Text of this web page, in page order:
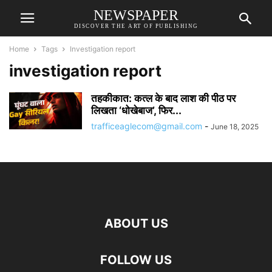
NEWSPAPER
DISCOVER THE ART OF PUBLISHING
Home Tags Investigation report
investigation report
तहकीकात: कत्ल के बाद लाश की पीठ पर
लिखता ‘धोखेबाज’, फिर...
trafficeaglecom@gmail.com - June 18, 2025
ABOUT US
FOLLOW US